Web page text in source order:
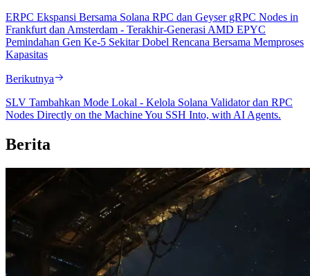
ERPC Ekspansi Bersama Solana RPC dan Geyser gRPC Nodes in
Frankfurt dan Amsterdam - Terakhir-Generasi AMD EPYC
Pemindahan Gen Ke-5 Sekitar Dobel Rencana Bersama Memproses
Kapasitas
Berikutnya
SLV Tambahkan Mode Lokal - Kelola Solana Validator dan RPC
Nodes Directly on the Machine You SSH Into, with AI Agents.
Berita